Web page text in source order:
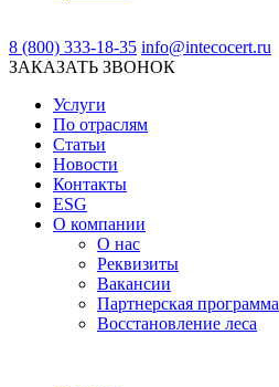
8 (800) 333-18-35 info@intecocert.ru
ЗАКАЗАТЬ ЗВОНОК
Услуги
По отраслям
Статьи
Новости
Контакты
ESG
О компании
О нас
Реквизиты
Вакансии
Партнерская программа
Восстановление леса